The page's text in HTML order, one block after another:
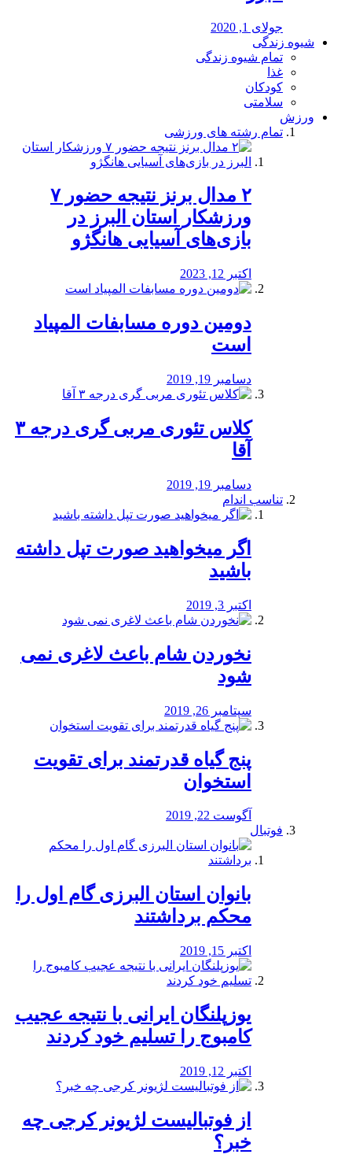
جولای 1, 2020
شیوه زندگی
تمام شیوه زندگی
غذا
کودکان
سلامتی
ورزش
تمام رشته های ورزشی
۲ مدال برنز نتیجه حضور ۷
ورزشکار استان البرز در
بازی‌های آسیایی هانگژو
اکتبر 12, 2023
دومین دوره مسابفات المپیاد
است
دسامبر 19, 2019
کلاس تئوری مربی گری درجه ۳
آقا
دسامبر 19, 2019
تناسب اندام
اگر میخواهید صورت تپل داشته
باشید
اکتبر 3, 2019
نخوردن شام باعث لاغری نمی
‌شود
سپتامبر 26, 2019
پنج گیاه قدرتمند برای تقویت
استخوان
آگوست 22, 2019
فوتبال
بانوان استان البرزی گام اول را
محكم برداشتند
اکتبر 15, 2019
یوزپلنگان ایرانی با نتیجه عجیب
کامبوج را تسلیم خود کردند
اکتبر 12, 2019
از فوتبالیست لژیونر کرجی چه
خبر؟